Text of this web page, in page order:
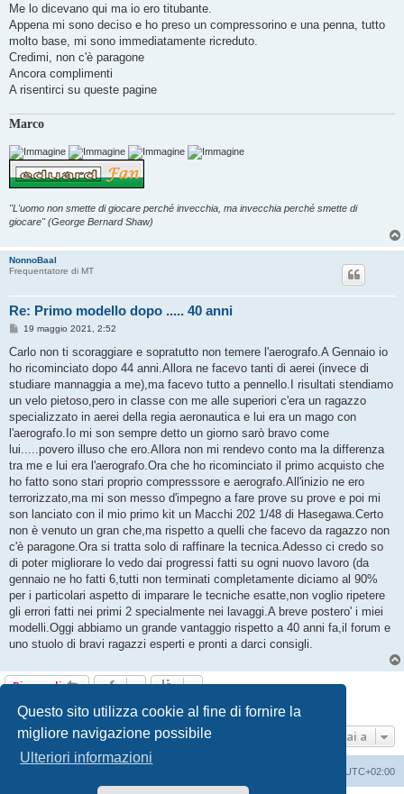
Questo sito utilizza cookie al fine di fornire la
migliore navigazione possibile
Ulteriori informazioni
Me lo dicevano qui ma io ero titubante.
Appena mi sono deciso e ho preso un compressorino e una penna, tutto
molto base, mi sono immediatamente ricreduto.
Credimi, non c'è paragone
Ancora complimenti
A risentirci su queste pagine
Marco
"L'uomo non smette di giocare perché invecchia, ma invecchia perché smette di
giocare" (George Bernard Shaw)
NonnoBaal
Frequentatore di MT
Re: Primo modello dopo ..... 40 anni
M
s
a
g
i
o
19 maggio 2021, 2:52
Carlo non ti scoraggiare e sopratutto non temere l'aerografo.A Gennaio io
ho ricominciato dopo 44 anni.Allora ne facevo tanti di aerei (invece di
studiare mannaggia a me),ma facevo tutto a pennello.I risultati stendiamo
un velo pietoso,pero in classe con me alle superiori c'era un ragazzo
specializzato in aerei della regia aeronautica e lui era un mago con
l'aerografo.Io mi son sempre detto un giorno sarò bravo come
lui.....povero illuso che ero.Allora non mi rendevo conto ma la differenza
tra me e lui era l'aerografo.Ora che ho ricominciato il primo acquisto che
ho fatto sono stari proprio compresssore e aerografo.All'inizio ne ero
terrorizzato,ma mi son messo d'impegno a fare prove su prove e poi mi
son lanciato con il mio primo kit un Macchi 202 1/48 di Hasegawa.Certo
non è venuto un gran che,ma rispetto a quelli che facevo da ragazzo non
c'è paragone.Ora si tratta solo di raffinare la tecnica.Adesso ci credo so
di poter migliorare lo vedo dai progressi fatti su ogni nuovo lavoro (da
gennaio ne ho fatti 6,tutti non terminati completamente diciamo al 90%
per i particolari aspetto di imparare le tecniche esatte,non voglio ripetere
gli errori fatti nei primi 2 specialmente nei lavaggi.A breve postero' i miei
modelli.Oggi abbiamo un grande vantaggio rispetto a 40 anni fa,il forum e
uno stuolo di bravi ragazzi esperti e pronti a darci consigli.
Rispondi
9 messaggi • Pagina1 di1
Vai a
UTC+02:00